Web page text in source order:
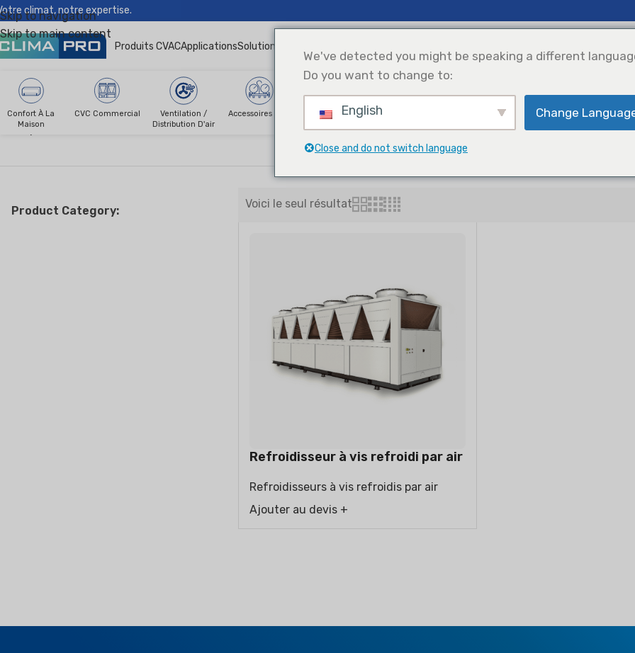
Skip to navigation
Skip to main content
climat, notre expertise.
Produits CVAC
PURIFICATEUR D'AIR DÉSHUMIDIFICATEUR
ApplicationsSolutions
Confort À La
Maison
CVC Commercial
Ventilation /
Distribution D'air
Accessoires CVC Réfrigération
Sélection De
Climapro® refroidisseurs à air Refroidisseurs à vis refroidis par air
Refroidisseurs à vis refroidis par
Product Category:
Voici le seul résultat
Refroidisseur à vis refroidi par air
Refroidisseurs à vis refroidis par air
Ajouter au devis +
We've detected you might be speaking a different
Do you want to change to:
English Change
Close and do not switch language